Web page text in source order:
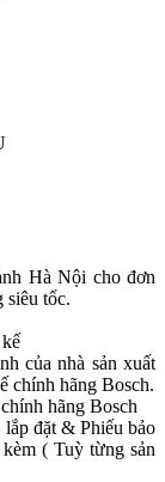
Hà Nội cho đơn
siêu tốc.
của nhà sản xuất
chính hãng Bosch.
hãng Bosch
lắp đặt & Phiếu bảo
( Tuỳ từng sản